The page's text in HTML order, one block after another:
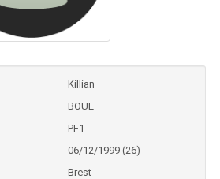
Killian
BOUE
PF1
06/12/1999 (26)
Brest